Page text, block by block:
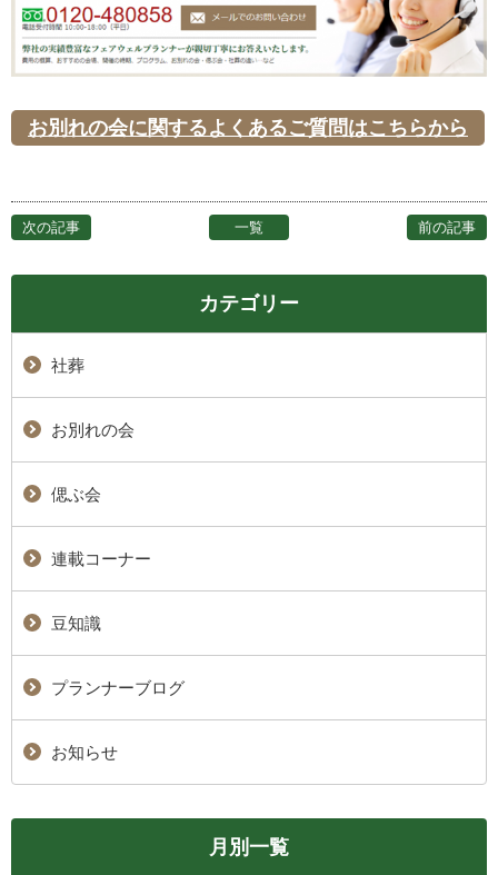
お別れの会に関するよくあるご質問はこちらから
次の記事 一覧 前の記事
カテゴリー
社葬
お別れの会
偲ぶ会
連載コーナー
豆知識
プランナーブログ
お知らせ
月別一覧